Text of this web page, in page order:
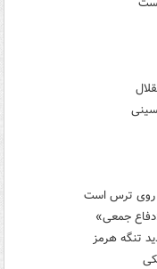
روی ترس است
جمعی»
تنگه هرمز